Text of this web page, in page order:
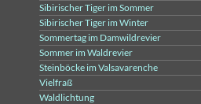
Sibirischer Tiger im Sommer
Sibirischer Tiger im Winter
Sommertag im Damwildrevier
Sommer im Waldrevier
Steinböcke im Valsavarenche
Vielfraß
Waldlichtung